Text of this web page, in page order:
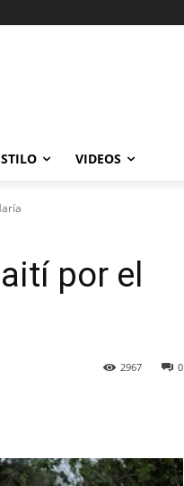
VIDEOS
por el
0
2967